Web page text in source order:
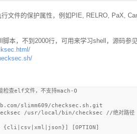
文件的保护属性，例如PIE, RELRO, PaX,
本，不到2000行，可用来学习shell，源码参见
查elf文件，不支持mach-O
slimm609/checksec.sh.git
/usr/local/bin/checksec //绝对路径
{cli|csv|xml|json}] [OPTION]